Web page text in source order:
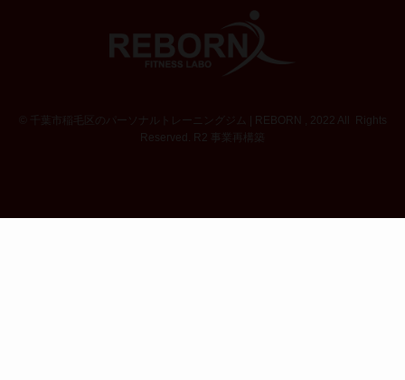
千葉市稲毛区のパーソナルトレーニングジム | REBORN , 2022 All Rights
Reserved. R2 事業再構築